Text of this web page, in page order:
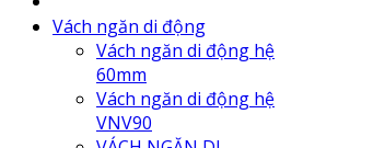
Vách ngăn di động
Vách ngăn di động hệ
60mm
Vách ngăn di động hệ
VNV90